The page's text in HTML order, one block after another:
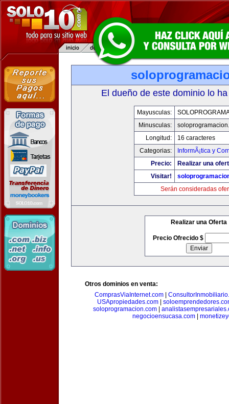
El dueño de este dominio lo
Mayusculas:
Minusculas:
Longitud:
16 caracteres
Categorias:
InformÃ¡tica y
Precio:
Realizar una
Visitar!
Serán consideradas
Realizar una Oferta
Precio Ofrecido $
Otros dominios en venta:
ComprasViaInternet.com
USApropiedades.com
soloprogramacion.com
negocioensucasa.com|